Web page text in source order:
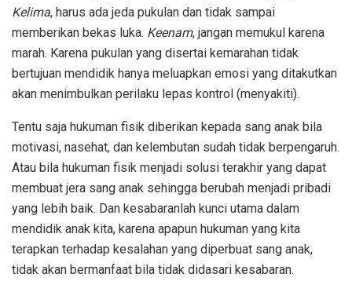
Kelima, harus ada jeda pukulan dan tidak sampai
memberikan bekas luka. Keenam, jangan memukul karena
marah. Karena pukulan yang disertai kemarahan tidak
bertujuan mendidik hanya meluapkan emosi yang ditakutkan
akan menimbulkan perilaku lepas kontrol (menyakiti).
Tentu saja hukuman fisik diberikan kepada sang anak bila
motivasi, nasehat, dan kelembutan sudah tidak berpengaruh.
Atau bila hukuman fisik menjadi solusi terakhir yang dapat
membuat jera sang anak sehingga berubah menjadi pribadi
yang lebih baik. Dan kesabaranlah kunci utama dalam
mendidik anak kita, karena apapun hukuman yang kita
terapkan terhadap kesalahan yang diperbuat sang anak,
tidak akan bermanfaat bila tidak didasari kesabaran.